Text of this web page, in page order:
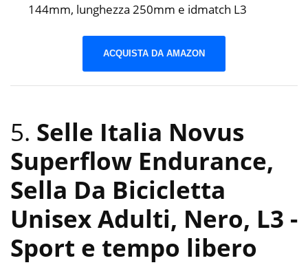
144mm, lunghezza 250mm e idmatch L3
ACQUISTA DA AMAZON
5. Selle Italia Novus
Superflow Endurance,
Sella Da Bicicletta
Unisex Adulti, Nero, L3 -
Sport e tempo libero